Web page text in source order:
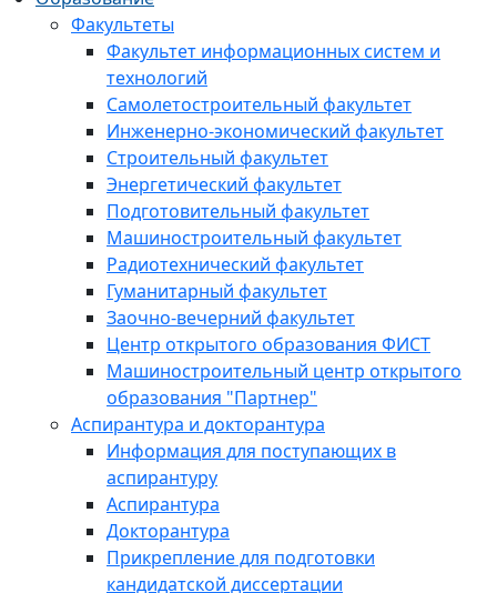
Факультеты
Факультет информационных систем и
технологий
Самолетостроительный факультет
Инженерно-экономический факультет
Строительный факультет
Энергетический факультет
Подготовительный факультет
Машиностроительный факультет
Радиотехнический факультет
Гуманитарный факультет
Заочно-вечерний факультет
Центр открытого образования ФИСТ
Машиностроительный центр открытого
образования "Партнер"
Аспирантура и докторантура
Информация для поступающих в
аспирантуру
Аспирантура
Докторантура
Прикрепление для подготовки
кандидатской диссертации